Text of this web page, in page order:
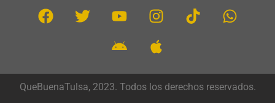
QueBuenaTulsa, 2023. Todos los derechos reservados.